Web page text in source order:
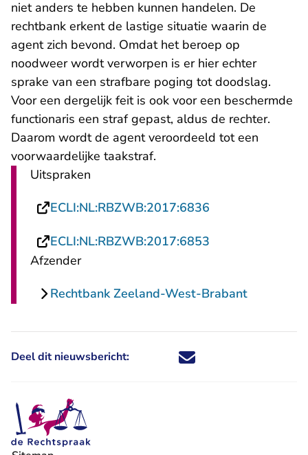
niet anders te hebben kunnen handelen. De
rechtbank erkent de lastige situatie waarin de
agent zich bevond. Omdat het beroep op
noodweer wordt verworpen is er hier echter
sprake van een strafbare poging tot doodslag.
Voor een dergelijk feit is ook voor een beschermde
functionaris een straf gepast, aldus de rechter.
Daarom wordt de agent veroordeeld tot een
voorwaardelijke taakstraf.
Uitspraken
ECLI:NL:RBZWB:2017:6836
ECLI:NL:RBZWB:2017:6853
Afzender
Rechtbank Zeeland-West-Brabant
Deel dit nieuwsbericht: Deel dit nieuwsbericht via X -
Deel dit nieuwsbericht via
Deel dit nieuwsbericht
Deel dit